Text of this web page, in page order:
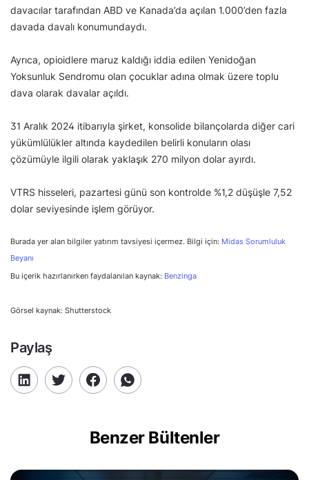
davacılar tarafından ABD ve Kanada’da açılan 1.000’den fazla
davada davalı konumundaydı.
Ayrıca, opioidlere maruz kaldığı iddia edilen Yenidoğan
Yoksunluk Sendromu olan çocuklar adına olmak üzere toplu
dava olarak davalar açıldı.
31 Aralık 2024 itibarıyla şirket, konsolide bilançolarda diğer cari
yükümlülükler altında kaydedilen belirli konuların olası
çözümüyle ilgili olarak yaklaşık 270 milyon dolar ayırdı.
VTRS hisseleri, pazartesi günü son kontrolde %1,2 düşüşle 7,52
dolar seviyesinde işlem görüyor.
Burada yer alan bilgiler yatırım tavsiyesi içermez. Bilgi için: Midas Sorumluluk
Beyanı
Bu içerik hazırlanırken faydalanılan kaynak: Benzinga
Görsel kaynak: Shutterstock
Paylaş
Benzer Bültenler